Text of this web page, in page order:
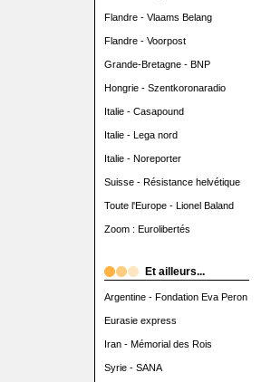
Flandre - Vlaams Belang
Flandre - Voorpost
Grande-Bretagne - BNP
Hongrie - Szentkoronaradio
Italie - Casapound
Italie - Lega nord
Italie - Noreporter
Suisse - Résistance helvétique
Toute l'Europe - Lionel Baland
Zoom : Eurolibertés
Et ailleurs...
Argentine - Fondation Eva Peron
Eurasie express
Iran - Mémorial des Rois
Syrie - SANA